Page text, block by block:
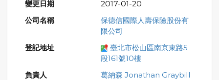
2017-01-20
保德信國際人壽保險股份有
限公司
臺北市松山區南京東路5
段161號10樓
葛納森 Jonathan Graybill